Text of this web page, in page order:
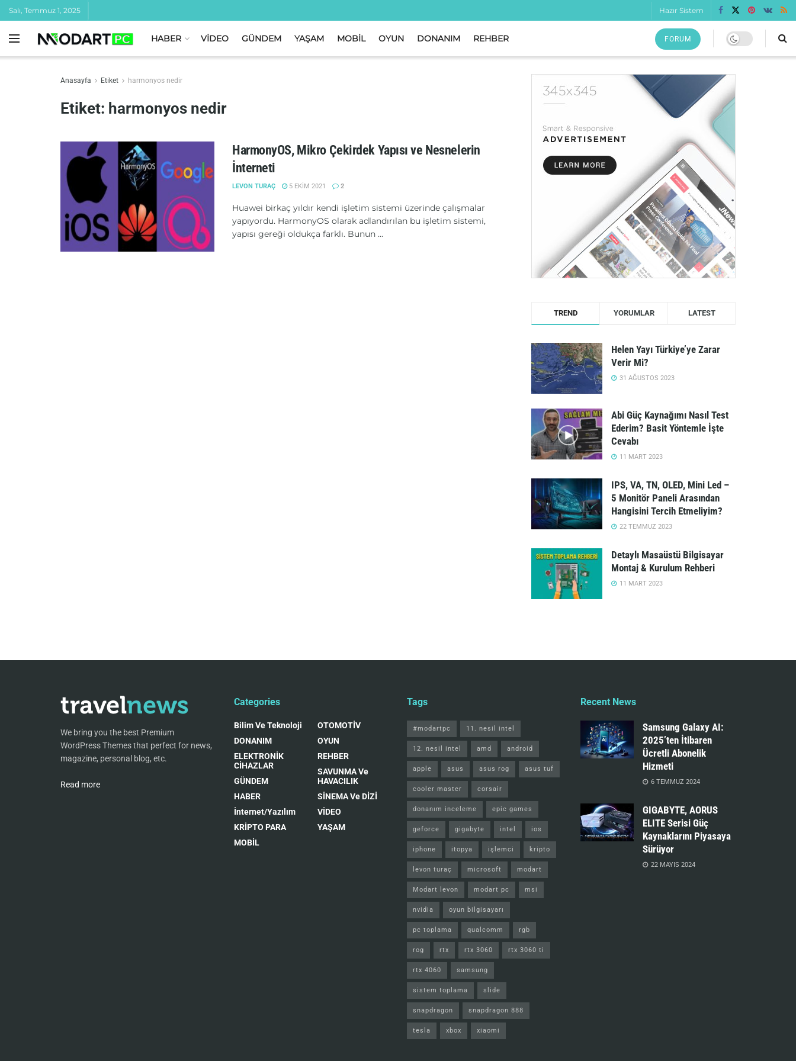
Salı, Temmuz 1, 2025 Hazır Sistem
HABER VİDEO GÜNDEM YAŞAM MOBİL OYUN DONANIM REHBER FORUM
Anasayfa Etiket harmonyos nedir
Etiket: harmonyos nedir
HarmonyOS, Mikro Çekirdek Yapısı ve Nesnelerin
İnterneti
LEVON TURAÇ 5 EKIM 2021 2
Huawei birkaç yıldır kendi işletim sistemi üzerinde çalışmalar
yapıyordu. HarmonyOS olarak adlandırılan bu işletim sistemi,
yapısı gereği oldukça farklı. Bunun ...
TREND YORUMLAR LATEST
Helen Yayı Türkiye’ye Zarar
Verir Mi?
31 AĞUSTOS 2023
Abi Güç Kaynağımı Nasıl Test
Ederim? Basit Yöntemle İşte
Cevabı
11 MART 2023
IPS, VA, TN, OLED, Mini Led –
5 Monitör Paneli Arasından
Hangisini Tercih Etmeliyim?
22 TEMMUZ 2023
Detaylı Masaüstü Bilgisayar
Montaj & Kurulum Rehberi
11 MART 2023
We bring you the best Premium
WordPress Themes that perfect for news,
magazine, personal blog, etc.
Read more
Categories
Bilim Ve Teknoloji
DONANIM
ELEKTRONİK
CİHAZLAR
GÜNDEM
HABER
İnternet/Yazılım
KRİPTO PARA
MOBİL
OTOMOTİV
OYUN
REHBER
SAVUNMA Ve
HAVACILIK
SİNEMA Ve DİZİ
VİDEO
YAŞAM
Tags
#modartpc 11. nesil intel
12. nesil intel amd android
apple asus asus rog asus tuf
cooler master corsair
donanım inceleme epic games
geforce gigabyte intel ios
iphone itopya işlemci kripto
levon turaç microsoft modart
Modart levon modart pc msi
nvidia oyun bilgisayarı
pc toplama qualcomm rgb
rog rtx rtx 3060 rtx 3060 ti
rtx 4060 samsung
sistem toplama slide
snapdragon snapdragon 888
tesla xbox xiaomi
Recent News
Samsung Galaxy AI:
2025’ten İtibaren
Ücretli Abonelik
Hizmeti
6 TEMMUZ 2024
GIGABYTE, AORUS
ELITE Serisi Güç
Kaynaklarını Piyasaya
Sürüyor
22 MAYIS 2024